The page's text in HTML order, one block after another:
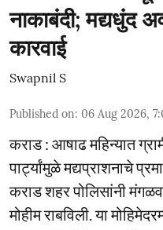
नाकाबंदी; मद्यधुंद
कारवाई
Swapnil S
Published on: 06 Aug 2026,
कराड : आषाढ महिन्यात
पार्ट्यांमुळे मद्यप्राशनाचे
कराड शहर पोलिसांनी
मोहीम राबविली. या